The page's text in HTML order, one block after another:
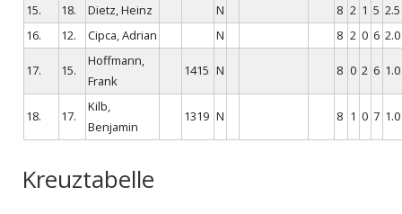
15. 18. Dietz, Heinz N 8 2 1 5 2.5
16.
12. Cipca, Adrian N 8 2 0 6 2.0
17. 15.
Hoffmann,
Frank
1415 N 8 0 2 6 1.0
18. 17.
Kilb,
Benjamin
1319 N 8 1 0 7 1.0
Kreuztabelle